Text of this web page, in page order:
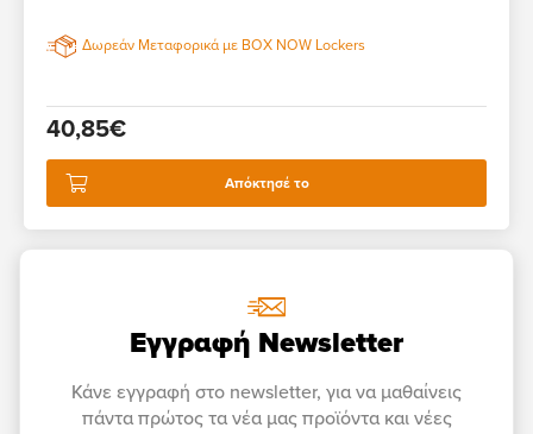
Δωρεάν Μεταφορικά με BOX NOW Lockers
40,85€
Απόκτησέ το
Εγγραφή Newsletter
Κάνε εγγραφή στο newsletter, για να μαθαίνεις
πάντα πρώτος τα νέα μας προϊόντα και νέες